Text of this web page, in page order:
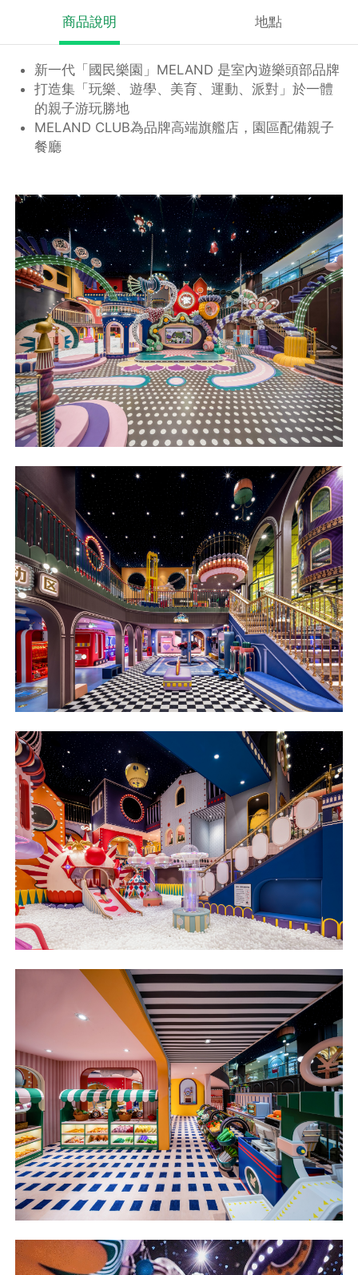
商品說明 地點
新一代「國民樂園」MELAND 是室內遊樂頭部品牌
打造集「玩樂、遊學、美育、運動、派對」於一體
的親子游玩勝地
MELAND CLUB為品牌高端旗艦店，園區配備親子
餐廳